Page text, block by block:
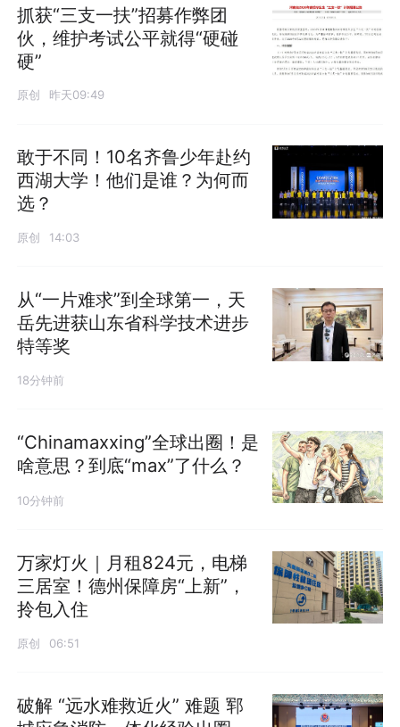
抓获“三支一扶”招募作弊团
伙，维护考试公平就得“硬碰
硬”
原创 昨天09:49
敢于不同！10名齐鲁少年赴约
西湖大学！他们是谁？为何而
选？
原创 14:03
从“一片难求”到全球第一，天
岳先进获山东省科学技术进步
特等奖
18分钟前
“Chinamaxxing”全球出圈！是
啥意思？到底“max”了什么？
10分钟前
万家灯火｜月租824元，电梯
三居室！德州保障房“上新”，
拎包入住
原创 06:51
破解 “远水难救近火” 难题 郓